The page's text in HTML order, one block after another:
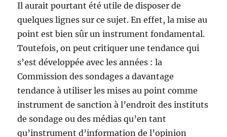
Il aurait pourtant été utile de disposer de
quelques lignes sur ce sujet. En effet, la mise au
point est bien sûr un instrument fondamental.
Toutefois, on peut critiquer une tendance qui
s’est développée avec les années : la
Commission des sondages a davantage
tendance à utiliser les mises au point comme
instrument de sanction à l’endroit des instituts
de sondage ou des médias qu’en tant
qu’instrument d’information de l’opinion